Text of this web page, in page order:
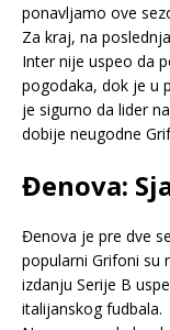
ponavljamo ove
Za kraj, na
Inter nije uspeo da
pogodaka, dok je u
je sigurno da lider
dobije neugodne
Đenova:
Đenova je pre dve
popularni Grifoni su
izdanju Serije B
italijanskog fudbala.